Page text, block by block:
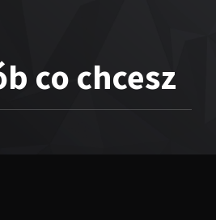
co chcesz